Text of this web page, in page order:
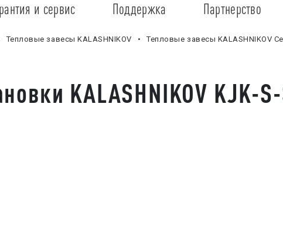
и сервис
Сервисные центры
Прайс-лист на услуги
Поддержка
Регистрация объекта
Документация
Партнерство
Стать
Наши партнеры
Тепловые завесы KALASHNIKOV
Тепловые завесы KALASHNIKOV
KALASHNIKOV KJK-